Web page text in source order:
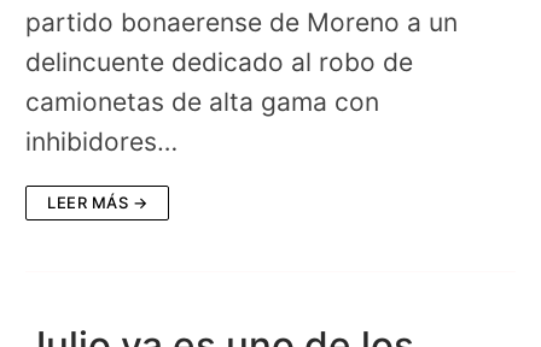
partido bonaerense de Moreno a un
delincuente dedicado al robo de
camionetas de alta gama con
inhibidores…
LEER MÁS →